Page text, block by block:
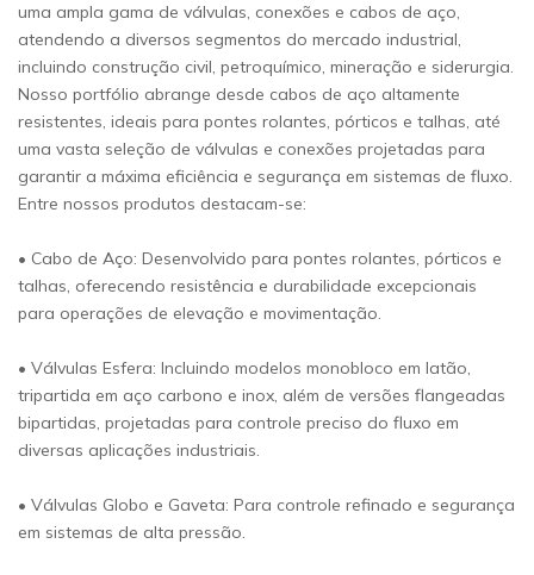
uma ampla gama de válvulas, conexões e cabos de aço,
atendendo a diversos segmentos do mercado industrial,
incluindo construção civil, petroquímico, mineração e siderurgia.
Nosso portfólio abrange desde cabos de aço altamente
resistentes, ideais para pontes rolantes, pórticos e talhas, até
uma vasta seleção de válvulas e conexões projetadas para
garantir a máxima eficiência e segurança em sistemas de fluxo.
Entre nossos produtos destacam-se:
• Cabo de Aço: Desenvolvido para pontes rolantes, pórticos e
talhas, oferecendo resistência e durabilidade excepcionais
para operações de elevação e movimentação.
• Válvulas Esfera: Incluindo modelos monobloco em latão,
tripartida em aço carbono e inox, além de versões flangeadas
bipartidas, projetadas para controle preciso do fluxo em
diversas aplicações industriais.
• Válvulas Globo e Gaveta: Para controle refinado e segurança
em sistemas de alta pressão.